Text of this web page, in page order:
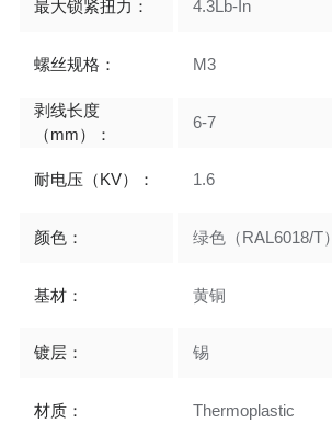
最大锁紧扭力： 4.3Lb-In
螺丝规格： M3
剥线长度
（mm）：
6-7
耐电压（KV）： 1.6
颜色： 绿色（RAL6018/T）
基材： 黄铜
镀层： 锡
材质： Thermoplastic